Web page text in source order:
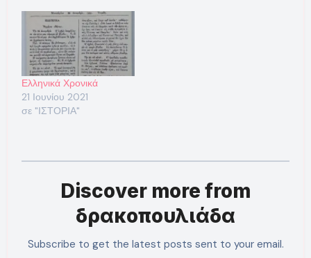
Ελληνικά Χρονικά
21 Ιουνίου 2021
σε "ΙΣΤΟΡΙΑ"
Discover more from
δρακοπουλιάδα
Subscribe to get the latest posts sent to your email.